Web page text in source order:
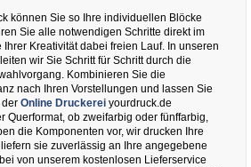
können Sie so Ihre individuellen Blöcke
Sie alle notwendigen Schritte direkt im
Ihrer Kreativität dabei freien Lauf. In unseren
wir Sie Schritt für Schritt durch die
Kombinieren Sie die
nach Ihren Vorstellungen und lassen Sie
der Online Druckerei yourdruck.de
Querformat, ob zweifarbig oder fünffarbig,
die Komponenten vor, wir drucken Ihre
sie zuverlässig an Ihre angegebene
von unserem kostenlosen Lieferservice